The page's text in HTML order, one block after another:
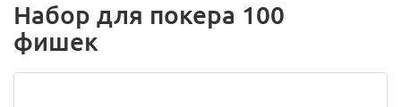
Набор для покера 100
фишек